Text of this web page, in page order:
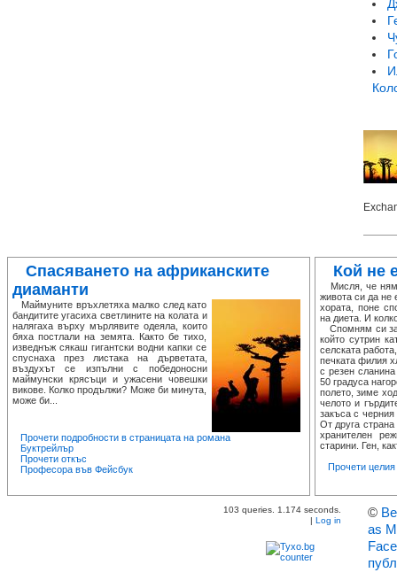
Спасяването на африканските
диаманти
Маймуните връхлетяха малко след като
бандитите угасиха светлините на колата и
налягаха върху мърлявите одеяла, които
бяха постлали на земята. Както бе тихо,
изведнъж сякаш гигантски водни капки се
спуснаха през листака на дърветата,
въздухът се изпълни с победоносни
маймунски крясъци и ужасени човешки
викове. Колко продължи? Може би минута,
може би...
Прочети подробности в страницата на романа
Буктрейлър
Прочети откъс
Професора във Фейсбук
Кой не
Мисля, че
живота си да не
хората, поне
на диета. И
Спомням си за
който сутрин
селската
печката филия
с резен
50 градуса
полето, зиме
челото и
закъса с
От друга
хранителен
старини. Ген,
Прочети
103 queries. 1.174 seconds.
Log in
©
as